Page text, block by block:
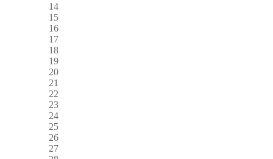
14
15
16
17
18
19
20
21
22
23
24
25
26
27